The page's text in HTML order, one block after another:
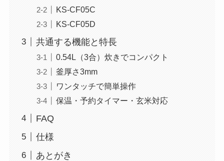
KS-CF05C
KS-CF05D
共通する機能と特長
0.54L（3合）炊きでコンパクト
釜厚さ3mm
ワンタッチで簡単操作
保温・予約タイマー・玄米対応
FAQ
仕様
あとがき